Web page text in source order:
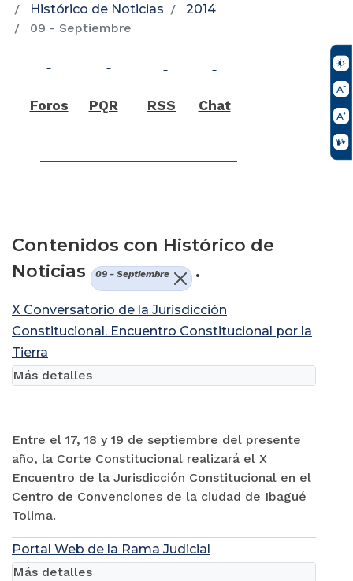
Histórico de Noticias
2014
09 - Septiembre
Foros PQR RSS Chat
Contenidos con Histórico de
Noticias
09 - Septiembre .
X Conversatorio de la Jurisdicción
Constitucional. Encuentro Constitucional por la
Tierra
Entre el 17, 18 y 19 de septiembre del presente
año, la Corte Constitucional realizará el X
Encuentro de la Jurisdicción Constitucional en el
Centro de Convenciones de la ciudad de Ibagué
Tolima.
Más detalles
Portal Web de la Rama Judicial
Más detalles